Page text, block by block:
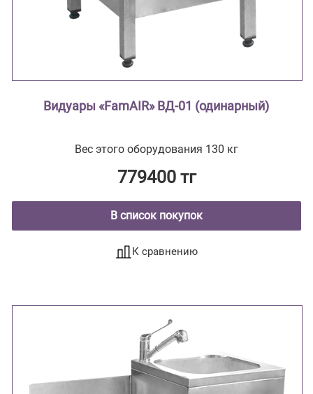
Видуары «FamAIR» ВД-01 (одинарный)
Вес этого оборудования 130 кг
779400 тг
В список покупок
К сравнению